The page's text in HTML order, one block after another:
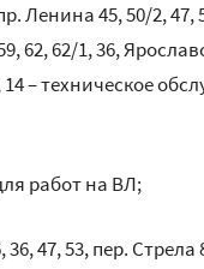
Ленина 45, 50/2,
62, 62/1, 36,
14 – техническое
работ на ВЛ;
47, 53, пер. Стрела